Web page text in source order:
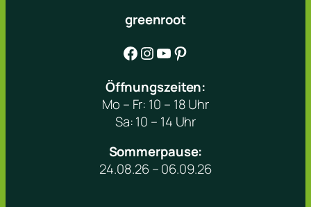
greenroot
Facebook Instagram YouTube Pinterest
Öffnungszeiten:
Mo – Fr: 10 – 18 Uhr
Sa: 10 – 14 Uhr
Sommerpause:
24.08.26 – 06.09.26